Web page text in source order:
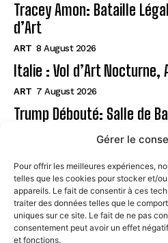
Gérer le
Pour offrir les meilleures expériences,
telles que les cookies pour stocker et/
appareils. Le fait de consentir à ces
traiter des données telles que le
uniques sur ce site. Le fait de ne pas
consentement peut avoir un effet
et fonctions.
Tracey Amon: Bataille
d’Art
ART 8 August 2026
Italie : Vol d’Art Nocturne,
ART 7 August 2026
Trump Débouté: Salle de
Page
CONTACT